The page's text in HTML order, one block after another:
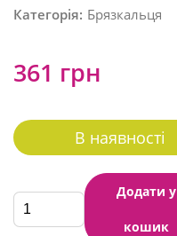
Категорія: Брязкальця
361 грн
В наявності
Додати у
кошик